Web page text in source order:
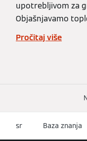
upotrebljivom za
Objašnjavamo
Pročitaj više
sr Baza znanja